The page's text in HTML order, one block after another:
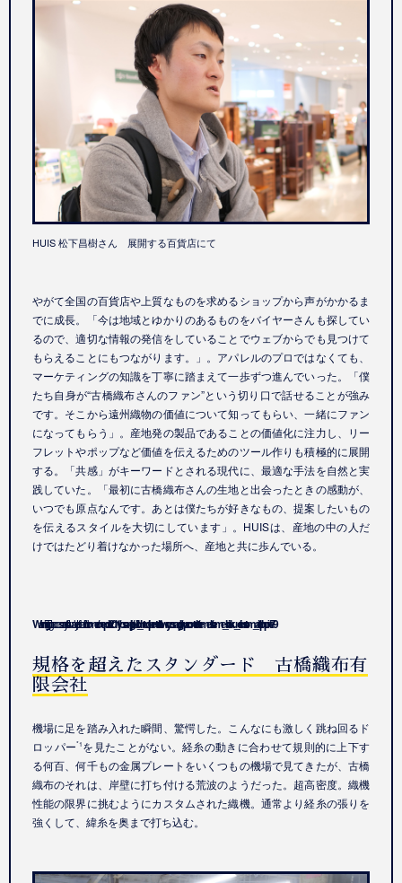
HUIS 松下昌樹さん 展開する百貨店にて
やがて全国の百貨店や上質なものを求めるショップから声がかかるま
でに成長。「今は地域とゆかりのあるものをバイヤーさんも探してい
るので、適切な情報の発信をしていることでウェブからでも見つけて
もらえることにもつながります。」。アパレルのプロではなくても、
マーケティングの知識を丁寧に踏まえて一歩ずつ進んでいった。「僕
たち自身が“古橋織布さんのファン”という切り口で話せることが強み
です。そこから遠州織物の価値について知ってもらい、一緒にファン
になってもらう」。産地発の製品であることの価値化に注力し、リー
フレットやポップなど価値を伝えるためのツール作りも積極的に展開
する。「共感」がキーワードとされる現代に、最適な手法を自然と実
践していた。「最初に古橋織布さんの生地と出会ったときの感動が、
いつでも原点なんです。あとは僕たちが好きなもの、提案したいもの
を伝えるスタイルを大切にしています」。HUISは、産地の中の人だ
けではたどり着けなかった場所へ、産地と共に歩んでいる。
Warning: Trying to access array offset on value of type bool in/home/onepoint2011/yosano.lg.jp/public_html/opentextile.town.yosano.lg.jp/wp-content/themes/theme_hiraku_ori/custom_article.phpon line79
規格を超えたスタンダード 古橋織布有
限会社
機場に足を踏み入れた瞬間、驚愕した。こんなにも激しく跳ね回るド
ロッパー*1 を見たことがない。経糸の動きに合わせて規則的に上下す
る何百、何千もの金属プレートをいくつもの機場で見てきたが、古橋
織布のそれは、岸壁に打ち付ける荒波のようだった。超高密度。織機
性能の限界に挑むようにカスタムされた織機。通常より経糸の張りを
強くして、緯糸を奥まで打ち込む。